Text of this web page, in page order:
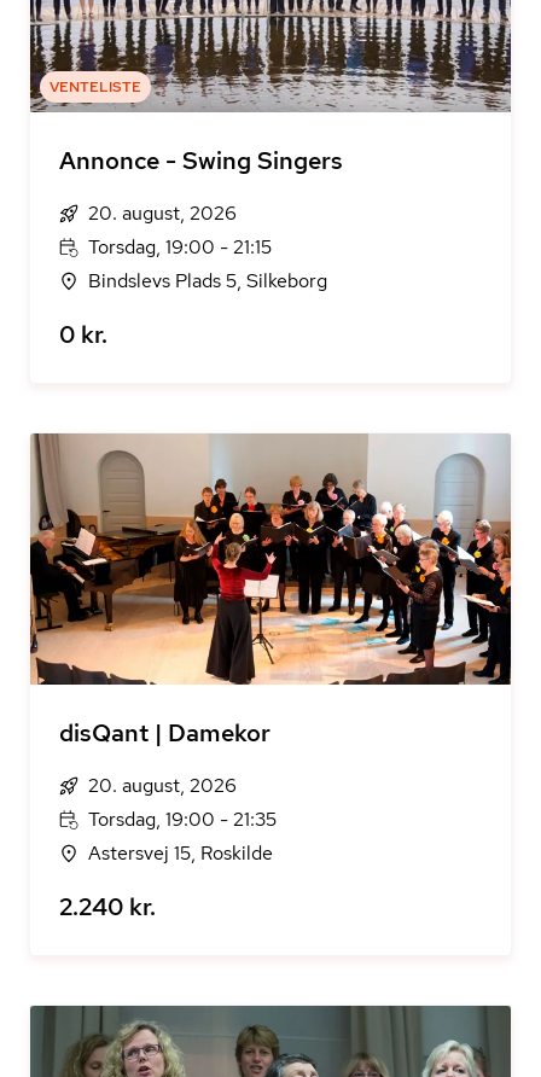
VENTELISTE
Annonce - Swing Singers
20. august, 2026
Torsdag, 19:00 - 21:15
Bindslevs Plads 5, Silkeborg
0 kr.
disQant | Damekor
20. august, 2026
Torsdag, 19:00 - 21:35
Astersvej 15, Roskilde
2.240 kr.